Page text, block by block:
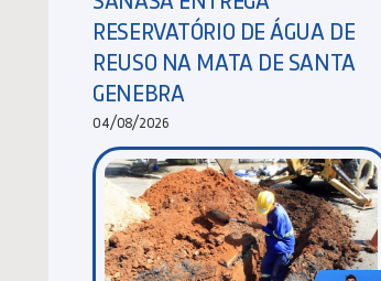
RESERVATÓRIO DE ÁGUA DE
REUSO NA MATA DE SANTA
GENEBRA
04/08/2026